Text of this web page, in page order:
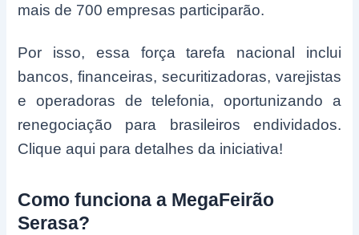
mais de 700 empresas participarão.
Por isso, essa força tarefa nacional inclui
bancos, financeiras, securitizadoras, varejistas
e operadoras de telefonia, oportunizando a
renegociação para brasileiros endividados.
Clique aqui para detalhes da iniciativa!
Como funciona a MegaFeirão
Serasa?